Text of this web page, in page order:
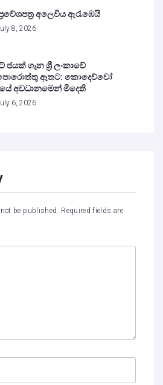
අලෙවිය ඇරැඹෙයි
8, 2026
ජයක් ගැන ශ්‍රී ලංකාවේ
ඈතට: කොදෙව්වෝ
අවධානමෙන් මිදෙති
6, 2026
be published. Required fields are